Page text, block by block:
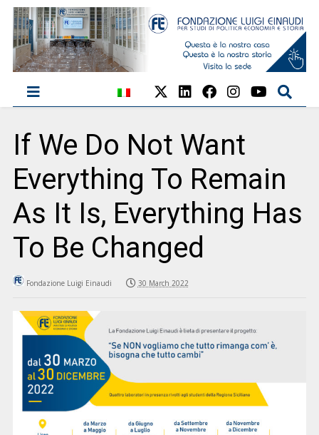
If We Do Not Want
Everything To Remain
As It Is, Everything Has
To Be Changed
Fondazione Luigi Einaudi 30 March 2022